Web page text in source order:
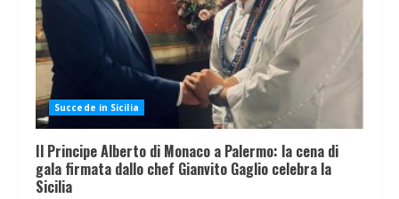
Succede in Sicilia
Il Principe Alberto di Monaco a Palermo: la cena di
gala firmata dallo chef Gianvito Gaglio celebra la
Sicilia